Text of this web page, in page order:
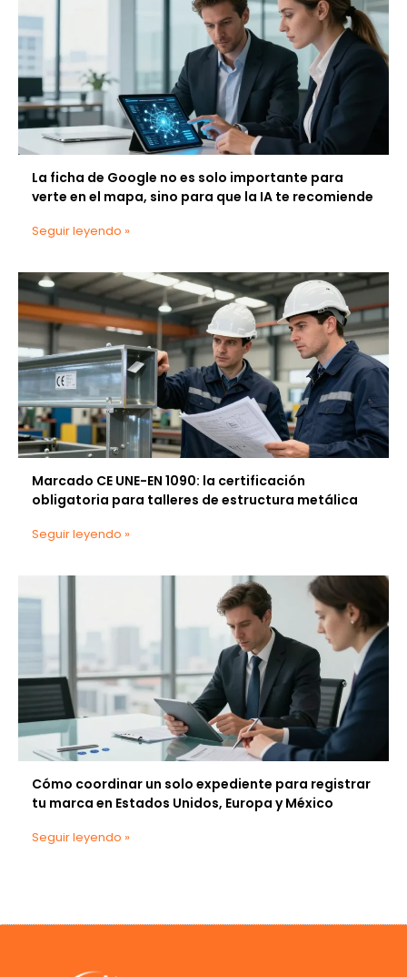
La ficha de Google no es solo importante para
verte en el mapa, sino para que la IA te recomiende
Seguir leyendo »
Marcado CE UNE-EN 1090: la certificación
obligatoria para talleres de estructura metálica
Seguir leyendo »
Cómo coordinar un solo expediente para registrar
tu marca en Estados Unidos, Europa y México
Seguir leyendo »